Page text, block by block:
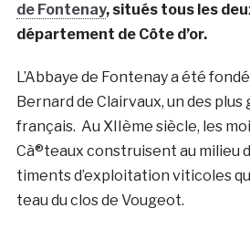
de Fontenay, situés tous les
département de Côte d’or.
L’Abbaye de Fontenay a été
Bernard de Clairvaux, un des plus
français. Au XIIème siècle, les
Cà®teaux construisent au milieu
timents d’exploitation viticoles
teau du clos de Vougeot.